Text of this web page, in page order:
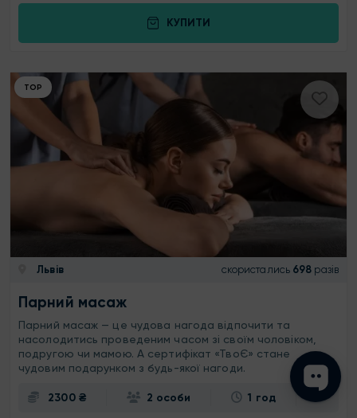
КУПИТИ
ТОР
Львів скористались 698 разів
Парний масаж
Парний масаж — це чудова нагода відпочити та
насолодитись проведеним часом зі своїм чоловіком,
подругою чи мамою. А сертифікат «ТвоЄ» стане
чудовим подарунком з будь-якої нагоди.
2300 ₴ 2 особи 1 год